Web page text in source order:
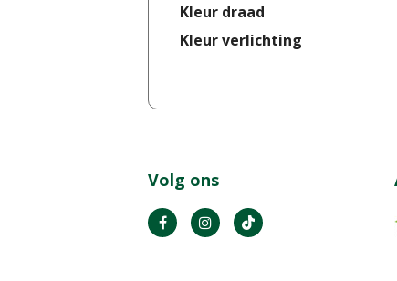
Kleur draad
Kleur verlichting
Volg ons